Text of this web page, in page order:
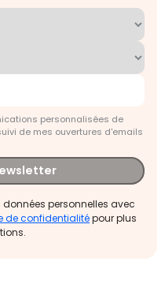
personnalisées de
de mes ouvertures d'emails
personnelles avec
de confidentialitépour plus